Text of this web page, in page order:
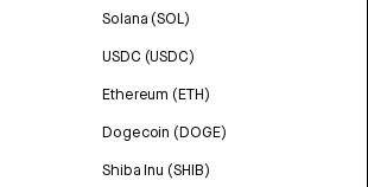
Solana (SOL)
USDC (USDC)
Ethereum (ETH)
Dogecoin (DOGE)
Shiba Inu (SHIB)